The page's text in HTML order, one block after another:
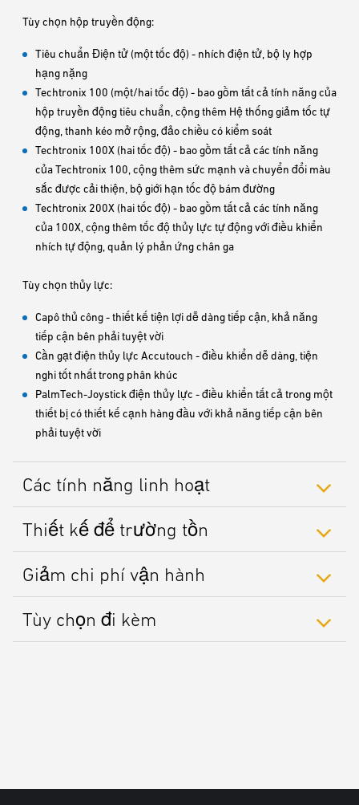
Tùy chọn hộp truyền động:
Tiêu chuẩn Điện tử (một tốc độ) - nhích điện tử, bộ ly hợp
hạng nặng
Techtronix 100 (một/hai tốc độ) - bao gồm tất cả tính năng của
hộp truyền động tiêu chuẩn, cộng thêm Hệ thống giảm tốc tự
động, thanh kéo mở rộng, đảo chiều có kiểm soát
Techtronix 100X (hai tốc độ) - bao gồm tất cả các tính năng
của Techtronix 100, cộng thêm sức mạnh và chuyển đổi màu
sắc được cải thiện, bộ giới hạn tốc độ bám đường
Techtronix 200X (hai tốc độ) - bao gồm tất cả các tính năng
của 100X, cộng thêm tốc độ thủy lực tự động với điều khiển
nhích tự động, quản lý phản ứng chân ga
Tùy chọn thủy lực:
Capô thủ công - thiết kế tiện lợi dễ dàng tiếp cận, khả năng
tiếp cận bên phải tuyệt vời
Cần gạt điện thủy lực Accutouch - điều khiển dễ dàng, tiện
nghi tốt nhất trong phân khúc
PalmTech-Joystick điện thủy lực - điều khiển tất cả trong một
thiết bị có thiết kế cạnh hàng đầu với khả năng tiếp cận bên
phải tuyệt vời
Các tính năng linh hoạt
Thiết kế để trường tồn
Giảm chi phí vận hành
Tùy chọn đi kèm